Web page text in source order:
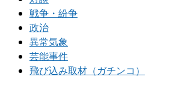
戦争・紛争
政治
異常気象
芸能事件
飛び込み取材（ガチンコ）